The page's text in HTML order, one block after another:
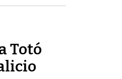
Totó